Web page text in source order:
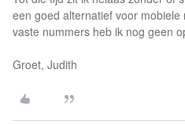
een goed alternatief voor
vaste nummers heb ik nog geen
Groet, Judith